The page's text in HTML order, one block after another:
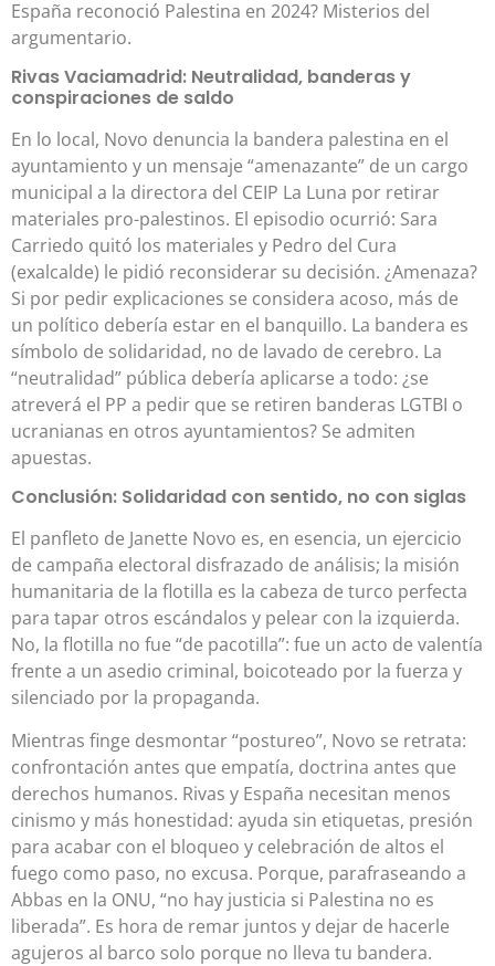
España reconoció Palestina en 2024? Misterios del
argumentario.
Rivas Vaciamadrid: Neutralidad, banderas y
conspiraciones de saldo
En lo local, Novo denuncia la bandera palestina en el
ayuntamiento y un mensaje “amenazante” de un cargo
municipal a la directora del CEIP La Luna por retirar
materiales pro-palestinos. El episodio ocurrió: Sara
Carriedo quitó los materiales y Pedro del Cura
(exalcalde) le pidió reconsiderar su decisión. ¿Amenaza?
Si por pedir explicaciones se considera acoso, más de
un político debería estar en el banquillo. La bandera es
símbolo de solidaridad, no de lavado de cerebro. La
“neutralidad” pública debería aplicarse a todo: ¿se
atreverá el PP a pedir que se retiren banderas LGTBI o
ucranianas en otros ayuntamientos? Se admiten
apuestas.
Conclusión: Solidaridad con sentido, no con siglas
El panfleto de Janette Novo es, en esencia, un ejercicio
de campaña electoral disfrazado de análisis; la misión
humanitaria de la flotilla es la cabeza de turco perfecta
para tapar otros escándalos y pelear con la izquierda.
No, la flotilla no fue “de pacotilla”: fue un acto de valentía
frente a un asedio criminal, boicoteado por la fuerza y
silenciado por la propaganda.
Mientras finge desmontar “postureo”, Novo se retrata:
confrontación antes que empatía, doctrina antes que
derechos humanos. Rivas y España necesitan menos
cinismo y más honestidad: ayuda sin etiquetas, presión
para acabar con el bloqueo y celebración de altos el
fuego como paso, no excusa. Porque, parafraseando a
Abbas en la ONU, “no hay justicia si Palestina no es
liberada”. Es hora de remar juntos y dejar de hacerle
agujeros al barco solo porque no lleva tu bandera.